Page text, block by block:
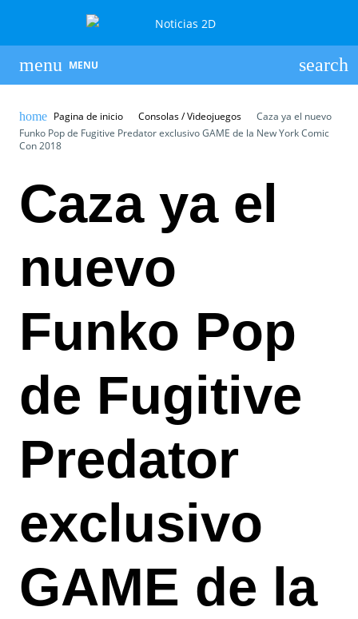
MENU
Pagina de inicio Consolas / Videojuegos
Caza ya el nuevo
Funko Pop de Fugitive Predator exclusivo GAME de la New York Comic
Con 2018
Caza ya el
nuevo
Funko Pop
de Fugitive
Predator
exclusivo
GAME de la